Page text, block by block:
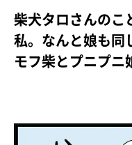
柴犬タロさんのこ
私。なんと娘も同
モフ柴とプニプ